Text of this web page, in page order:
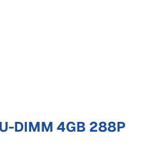
DIMM 4GB 288P